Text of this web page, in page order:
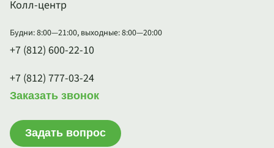
Колл-центр
Будни: 8:00—21:00, выходные: 8:00—20:00
+7 (812) 600-22-10
+7 (812) 777-03-24
Заказать звонок
Задать вопрос